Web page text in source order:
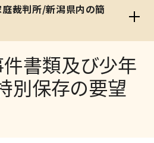
裁判所/新潟県内の簡
件書類及び少年
別保存の要望